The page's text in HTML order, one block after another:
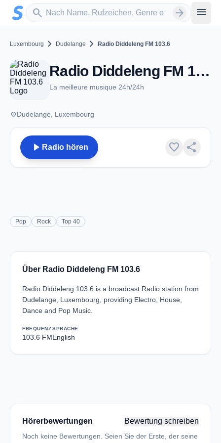
Zum Hauptinhalt springen
search
Sender suchen arrow_forward menu
Luxembourg chevron_right Dudelange chevron_right Radio Diddeleng FM 103.6
Radio Diddeleng FM 103.6 - FM 103.6 - Dudelange
La meilleure musique 24h/24h
placeDudelange, Luxembourg
play_arrow Radio hören favorite share
Pop Rock Top 40
Über Radio Diddeleng FM 103.6
Radio Diddeleng 103.6 is a broadcast Radio station from
Dudelange, Luxembourg, providing Electro, House,
Dance and Pop Music.
FREQUENZ
103.6 FM
SPRACHE
English
Hörerbewertungen Bewertung schreiben
Noch keine Bewertungen. Seien Sie der Erste, der seine